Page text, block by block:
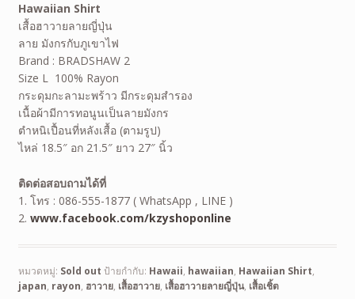
Hawaiian Shirt
เสื้อฮาวายลายญี่ปุ่น
ลาย มังกรกับภูเขาไฟ
Brand : BRADSHAW 2
Size L 100% Rayon
กระดุมกะลามะพร้าว มีกระดุมสำรอง
เนื้อผ้ามีการทอนูนเป็นลายมังกร
ตำหนิเปื้อนที่หลังเสื้อ (ตามรูป)
ไหล่ 18.5″ อก 21.5″ ยาว 27″ นิ้ว
ติดต่อสอบถามได้ที่
1. โทร : 086-555-1877 ( WhatsApp , LINE )
2. www.facebook.com/kzyshoponline
หมวดหมู่: Sold out ป้ายกำกับ: Hawaii, hawaiian, Hawaiian Shirt,
japan, rayon, ฮาวาย, เสื้อฮาวาย, เสื้อฮาวายลายญี่ปุ่น, เสื้อเชิ้ต